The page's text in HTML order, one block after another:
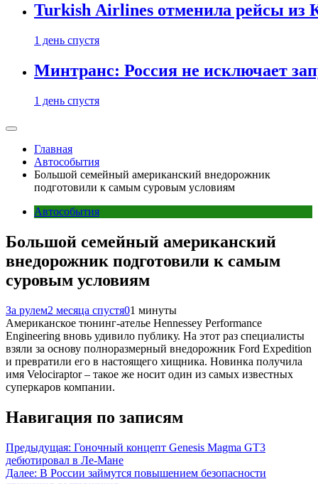
Turkish Airlines отменила рейсы из
1 день спустя
Минтранс: Россия не исключает
1 день спустя
Главная
Автособытия
Большой семейный американский внедорожник
подготовили к самым суровым условиям
Автособытия
Большой семейный американский
внедорожник подготовили к самым
суровым условиям
За рулем2 месяца спустя01 минуты
Американское тюнинг-ателье Hennessey Performance
Engineering вновь удивило публику. На этот раз специалисты
взяли за основу полноразмерный внедорожник Ford Expedition
и превратили его в настоящего хищника. Новинка получила
имя Velociraptor – такое же носит один из самых известных
суперкаров компании.
Навигация по записям
Предыдущая: Гоночный концепт Genesis Magma GT3
дебютировал в Ле-Мане
Далее: В России займутся повышением безопасности